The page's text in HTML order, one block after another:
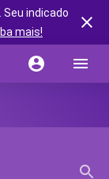
Seu indicado
mais!